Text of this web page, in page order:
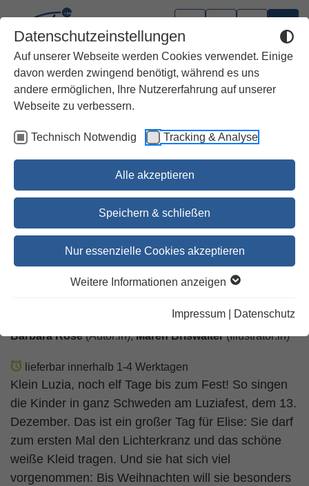
Datenschutzeinstellungen
Auf unserer Webseite werden Cookies verwendet. Einige
davon werden zwingend benötigt, während es uns
andere ermöglichen, Ihre Nutzererfahrung auf unserer
Webseite zu verbessern.
Technisch Notwendig Tracking & Analyse
Alle akzeptieren
Speichern & schließen
Nur essenzielle Cookies akzeptieren
Weitere Informationen anzeigen
Impressum Datenschutz
Kleine Luzia
Die längsten elf Tage bis Weihnachten
Barbara Rose(Autor:in),Maren Briswalter(Illustrator:in)
lieferbar innerhalb 1-4 Werktagen
Klein Luzia, noch elf Tage bis zum Fest! So singen
die Kinder in ganz Schweden am Luziafest, dem 13.
Dezember. Das ist ein großer Tag für Elise: Sie darf
zum ersten Mal den Lichterkranz und das schöne
weiße Kleid tragen. Und sie hat sich viel
vorgenommen: Bis Weihnachten will sie besonders